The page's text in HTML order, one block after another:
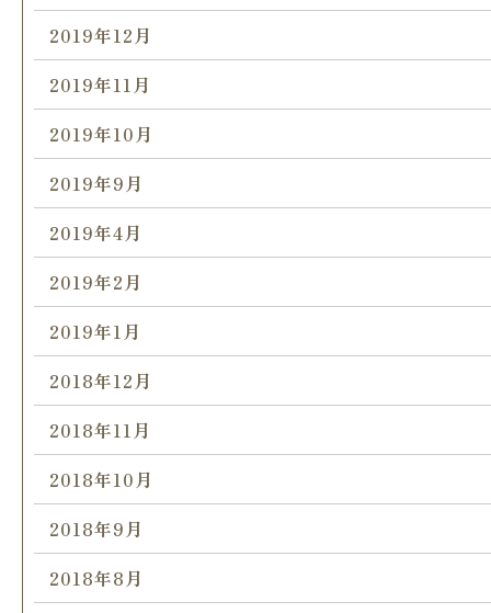
2019年12月
2019年11月
2019年10月
2019年9月
2019年4月
2019年2月
2019年1月
2018年12月
2018年11月
2018年10月
2018年9月
2018年8月